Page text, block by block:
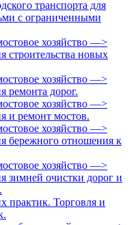
транспорта для
с ограниченными
хозяйство —>
строительства новых
хозяйство —>
ремонта дорог.
хозяйство —>
и ремонт мостов.
хозяйство —>
бережного отношения к
хозяйство —>
зимней очистки дорог и
практик. Торговля и